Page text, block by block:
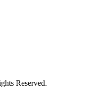
Reserved.